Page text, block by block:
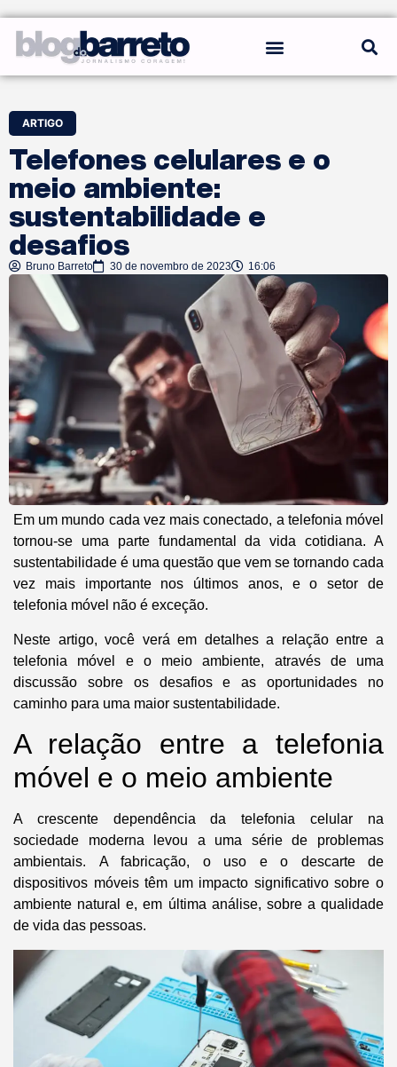
ARTIGO
Telefones celulares e o
meio ambiente:
sustentabilidade e
desafios
Bruno Barreto 30 de novembro de 2023 16:06
Em um mundo cada vez mais conectado, a telefonia móvel
tornou-se uma parte fundamental da vida cotidiana. A
sustentabilidade é uma questão que vem se tornando cada
vez mais importante nos últimos anos, e o setor de
telefonia móvel não é exceção.
Neste artigo, você verá em detalhes a relação entre a
telefonia móvel e o meio ambiente, através de uma
discussão sobre os desafios e as oportunidades no
caminho para uma maior sustentabilidade.
A relação entre a telefonia
móvel e o meio ambiente
A crescente dependência da telefonia celular na
sociedade moderna levou a uma série de problemas
ambientais. A fabricação, o uso e o descarte de
dispositivos móveis têm um impacto significativo sobre o
ambiente natural e, em última análise, sobre a qualidade
de vida das pessoas.